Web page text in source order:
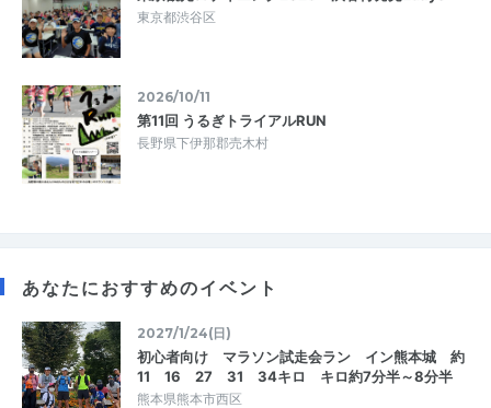
東京都渋谷区
2026/10/11
第11回 うるぎトライアルRUN
長野県下伊那郡売木村
あなたにおすすめのイベント
2027/1/24(日)
初心者向け マラソン試走会ラン イン熊本城 約
11 16 27 31 34キロ キロ約7分半～8分半
熊本県熊本市西区